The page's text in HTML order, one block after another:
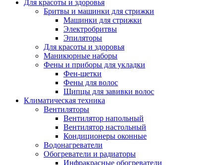
Для красоты и здоровья
Бритвы и машинки для стрижки
Машинки для стрижки
Электробритвы
Эпиляторы
Для красоты и здоровья
Маникюрные наборы
Фены и приборы для укладки
Фен-щетки
Фены для волос
Щипцы для завивки волос
Климатическая техника
Вентиляторы
Вентилятор напольный
Вентилятор настольный
Кондиционеры оконные
Водонагреватели
Обогреватели и радиаторы
Инфракрасные обогреватели